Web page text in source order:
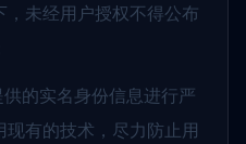
未经用户授权不得公布
的实名身份信息进行严
有的技术，尽力防止用